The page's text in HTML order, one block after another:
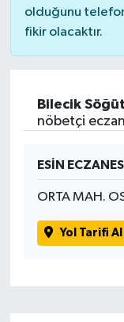
olduğunu
fikir olacaktır.
Bilecik Söğüt
nöbetçi
ESİN
ORTA MAH.
Yol Tarifi Al